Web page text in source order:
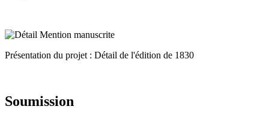
Présentation du projet : Détail de l'édition de 1830
Soumission